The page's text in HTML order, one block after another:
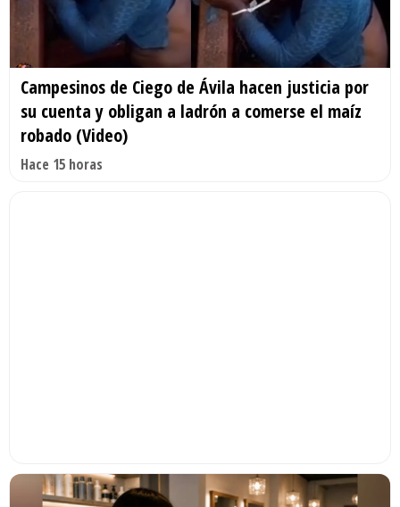
Campesinos de Ciego de Ávila hacen justicia por
su cuenta y obligan a ladrón a comerse el maíz
robado (Video)
Hace 15 horas